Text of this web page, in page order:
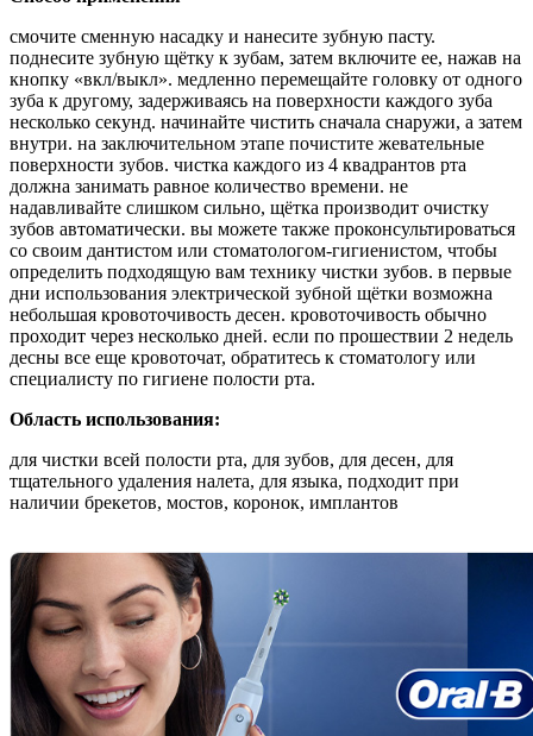
смочите сменную насадку и нанесите зубную пасту.
поднесите зубную щётку к зубам, затем включите ее, нажав на
кнопку «вкл/выкл». медленно перемещайте головку от одного
зуба к другому, задерживаясь на поверхности каждого зуба
несколько секунд. начинайте чистить сначала снаружи, а затем
внутри. на заключительном этапе почистите жевательные
поверхности зубов. чистка каждого из 4 квадрантов рта
должна занимать равное количество времени. не
надавливайте слишком сильно, щётка производит очистку
зубов автоматически. вы можете также проконсультироваться
со своим дантистом или стоматологом-гигиенистом, чтобы
определить подходящую вам технику чистки зубов. в первые
дни использования электрической зубной щётки возможна
небольшая кровоточивость десен. кровоточивость обычно
проходит через несколько дней. если по прошествии 2 недель
десны все еще кровоточат, обратитесь к стоматологу или
специалисту по гигиене полости рта.
Область использования:
для чистки всей полости рта, для зубов, для десен, для
тщательного удаления налета, для языка, подходит при
наличии брекетов, мостов, коронок, имплантов